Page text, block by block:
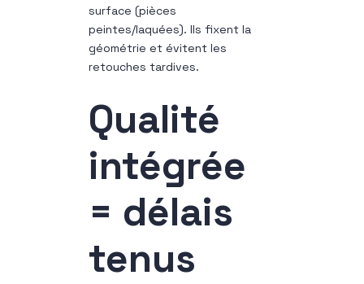
surface (pièces
peintes/laquées). Ils fixent la
géométrie et évitent les
retouches tardives.
Qualité
intégrée
= délais
tenus